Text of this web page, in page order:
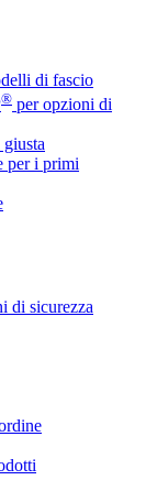
di fascio
® per opzioni di
per i primi
di sicurezza